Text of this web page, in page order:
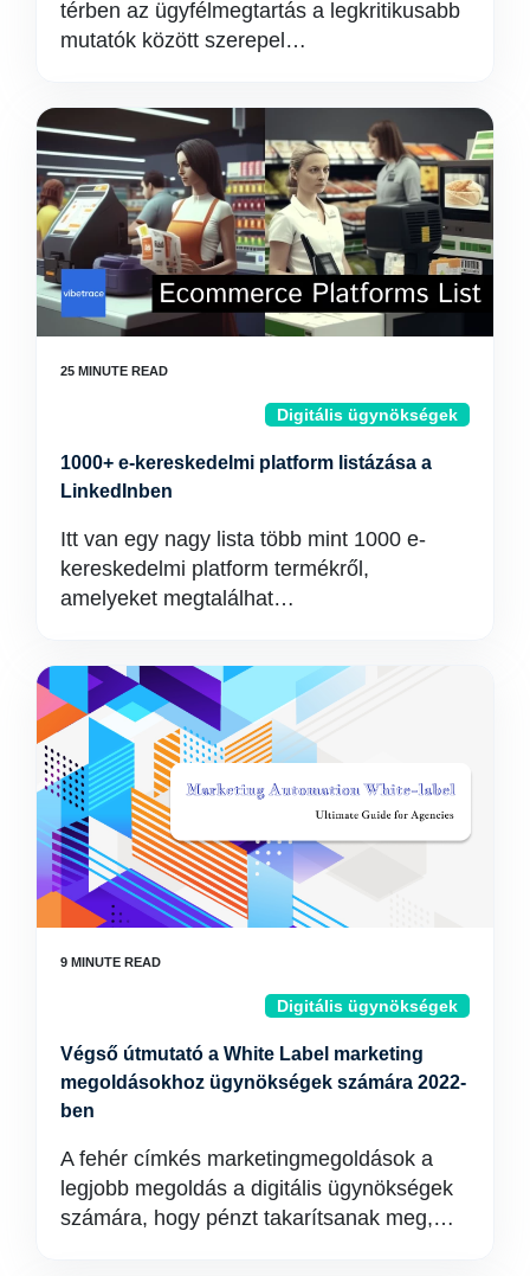
térben az ügyfélmegtartás a legkritikusabb
mutatók között szerepel…
Digitális ügynökségek
1000+ e-kereskedelmi platform listázása a
LinkedInben
Itt van egy nagy lista több mint 1000 e-
kereskedelmi platform termékről,
amelyeket megtalálhat…
Digitális ügynökségek
Végső útmutató a White Label marketing
megoldásokhoz ügynökségek számára 2022-
ben
A fehér címkés marketingmegoldások a
legjobb megoldás a digitális ügynökségek
számára, hogy pénzt takarítsanak meg,…